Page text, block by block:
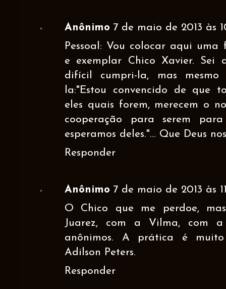
Anônimo 7 de maio de 2013 às
Pessoal: Vou colocar aqui uma
e exemplar Chico Xavier. Sei
difícil cumpri-la, mas mesmo
la:"Estou convencido de que
eles quais forem, merecem o
cooperação para serem
esperamos deles."... Que Deus
Responder
Anônimo 7 de maio de 2013 às
O Chico que me perdoe,
Juarez, com a Vilma, com
anônimos. A prática é
Adilson Peters.
Responder